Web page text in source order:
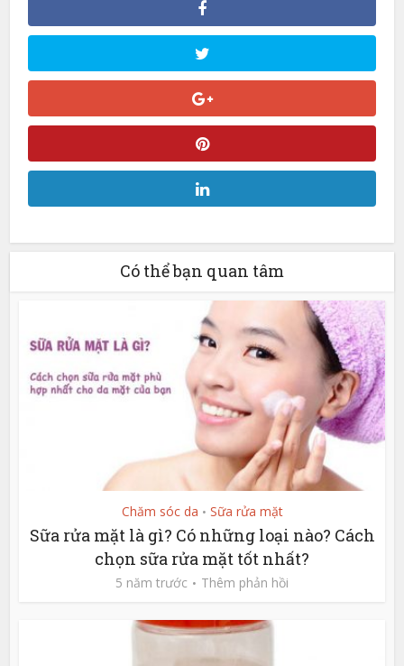
Có thể bạn quan tâm
Chăm sóc da • Sữa rửa mặt
Sữa rửa mặt là gì? Có những loại nào? Cách
chọn sữa rửa mặt tốt nhất?
5 năm trước Thêm phản hồi